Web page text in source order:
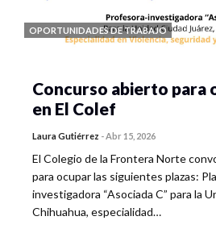
OPORTUNIDADES DE TRABAJO
Concurso abierto para
en El Colef
Laura Gutiérrez -Abr 15, 2026
El Colegio de la Frontera Norte
para ocupar las siguientes plazas:
investigadora “Asociada C” para la
Chihuahua, especialidad…